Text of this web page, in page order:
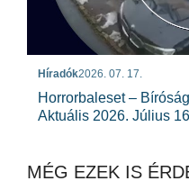
Híradók2026. 07. 17.
Horrorbaleset –
Aktuális 2026. Július
MÉG EZEK IS